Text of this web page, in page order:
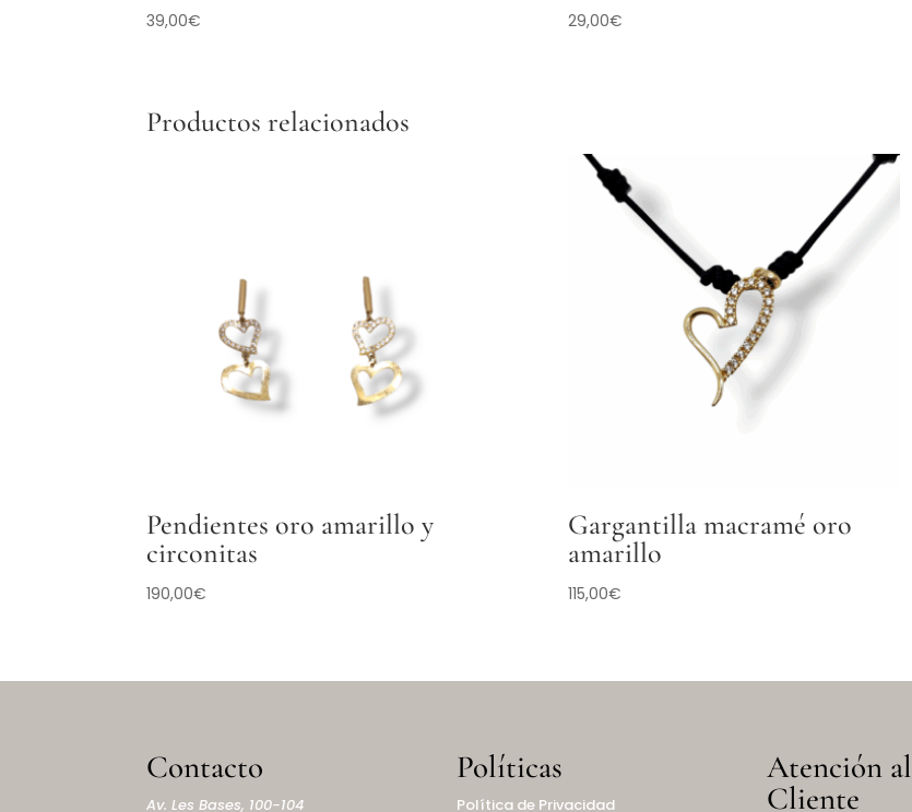
39,00€ 29,00€
Productos relacionados
Pendientes oro amarillo y
circonitas
190,00€
Gargantilla macramé oro
amarillo
115,00€
Contacto
Av. Les Bases, 100-104
Políticas
Política de Privacidad
Atención al
Cliente